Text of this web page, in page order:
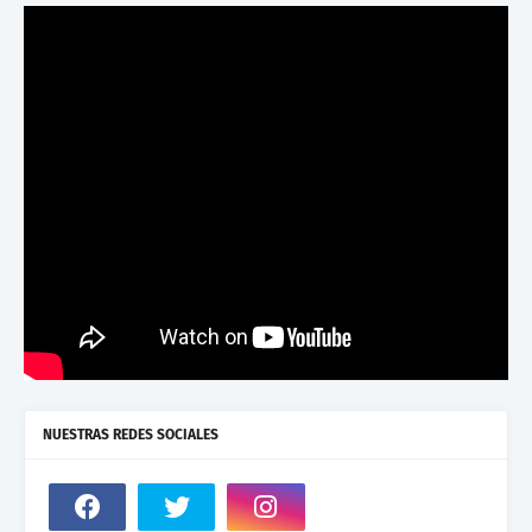
NUESTRAS REDES SOCIALES